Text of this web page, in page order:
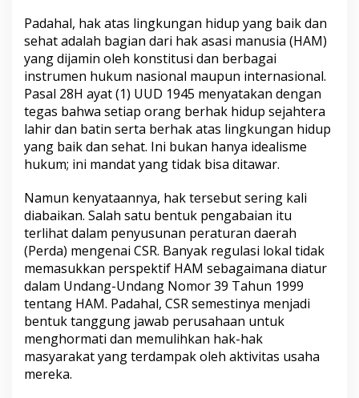
a
n
g
Padahal, hak atas lingkungan hidup yang baik dan
sehat adalah bagian dari hak asasi manusia (HAM)
yang dijamin oleh konstitusi dan berbagai
instrumen hukum nasional maupun internasional.
Pasal 28H ayat (1) UUD 1945 menyatakan dengan
tegas bahwa setiap orang berhak hidup sejahtera
lahir dan batin serta berhak atas lingkungan hidup
yang baik dan sehat. Ini bukan hanya idealisme
hukum; ini mandat yang tidak bisa ditawar.
Namun kenyataannya, hak tersebut sering kali
diabaikan. Salah satu bentuk pengabaian itu
terlihat dalam penyusunan peraturan daerah
(Perda) mengenai CSR. Banyak regulasi lokal tidak
memasukkan perspektif HAM sebagaimana diatur
dalam Undang-Undang Nomor 39 Tahun 1999
tentang HAM. Padahal, CSR semestinya menjadi
bentuk tanggung jawab perusahaan untuk
menghormati dan memulihkan hak-hak
masyarakat yang terdampak oleh aktivitas usaha
mereka.